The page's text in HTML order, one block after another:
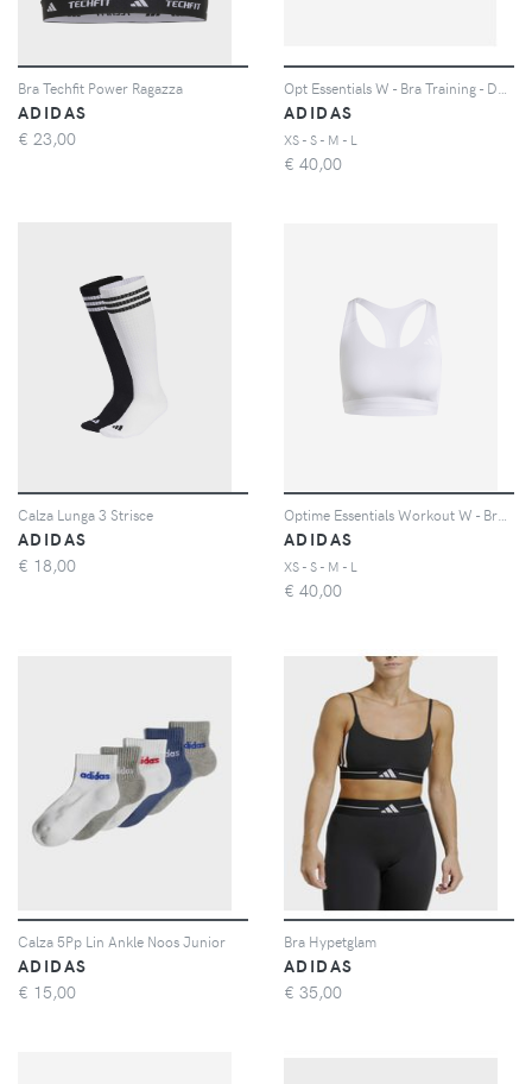
Bra Techfit Power Ragazza
ADIDAS
€ 23,00
ADIDAS
XS - S - M - L
€ 40,00
Calza Lunga 3 Strisce
ADIDAS
€ 18,00
ADIDAS
XS - S - M - L
€ 40,00
Calza 5Pp Lin Ankle Noos Junior
ADIDAS
€ 15,00
Bra Hypetglam
ADIDAS
€ 35,00